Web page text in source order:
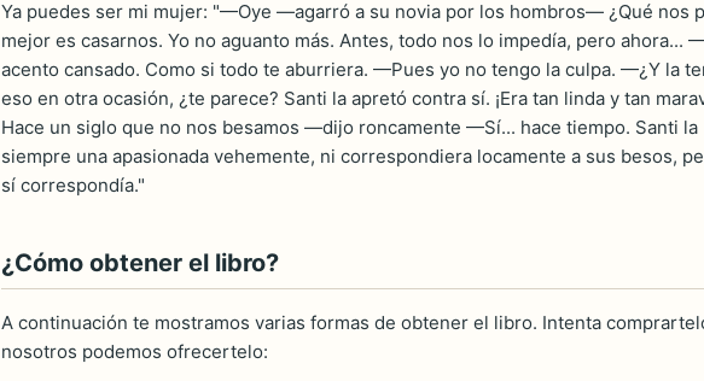
Ya puedes ser mi mujer: "—Oye —agarró a su novia por los hombros— ¿Qué nos
mejor es casarnos. Yo no aguanto más. Antes, todo nos lo impedía, pero
acento cansado. Como si todo te aburriera. —Pues yo no tengo la culpa. —¿Y la
eso en otra ocasión, ¿te parece? Santi la apretó contra sí. ¡Era tan linda y tan
Hace un siglo que no nos besamos —dijo roncamente —Sí... hace tiempo. Santi
siempre una apasionada vehemente, ni correspondiera locamente a sus besos,
sí correspondía."
¿Cómo obtener el libro?
A continuación te mostramos varias formas de obtener el libro. Intenta
nosotros podemos ofrecertelo: